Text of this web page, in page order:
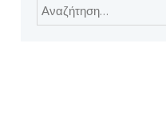
Αναζήτηση
για: